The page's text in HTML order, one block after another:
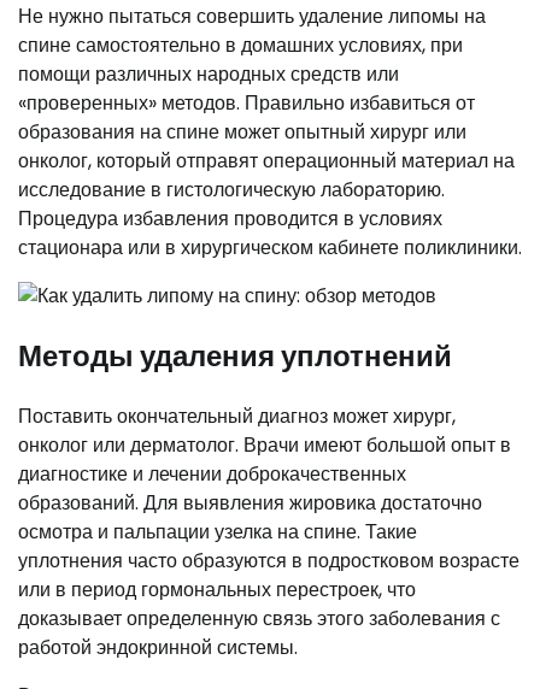
Не нужно пытаться совершить удаление липомы на
спине самостоятельно в домашних условиях, при
помощи различных народных средств или
«проверенных» методов. Правильно избавиться от
образования на спине может опытный хирург или
онколог, который отправят операционный материал на
исследование в гистологическую лабораторию.
Процедура избавления проводится в условиях
стационара или в хирургическом кабинете поликлиники.
Методы удаления уплотнений
Поставить окончательный диагноз может хирург,
онколог или дерматолог. Врачи имеют большой опыт в
диагностике и лечении доброкачественных
образований. Для выявления жировика достаточно
осмотра и пальпации узелка на спине. Такие
уплотнения часто образуются в подростковом возрасте
или в период гормональных перестроек, что
доказывает определенную связь этого заболевания с
работой эндокринной системы.